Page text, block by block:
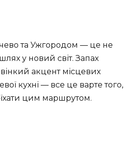
та Ужгородом — це не
у новий світ. Запах
акцент місцевих
кухні — все це варте того,
цим маршрутом.